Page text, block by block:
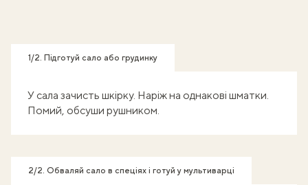
1/2. Підготуй сало або грудинку
У сала зачисть шкірку. Наріж на однакові шматки.
Помий, обсуши рушником.
2/2. Обваляй сало в спеціях і готуй у мультиварці